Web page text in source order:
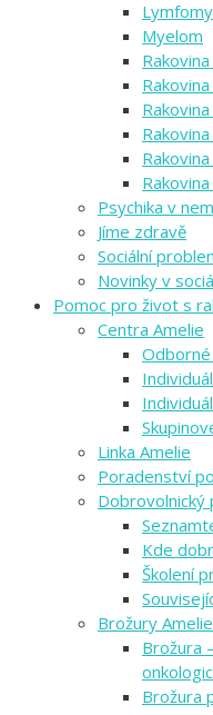
Lymfomy
Myelom
Psychika v
Jíme zdravě
Sociální
Novinky v
Pomoc pro život s
Centra Amelie
Linka Amelie
Poradenství
Dobrovolnický
Kde
Školení
Brožury Amelie
Brožura
Brožura